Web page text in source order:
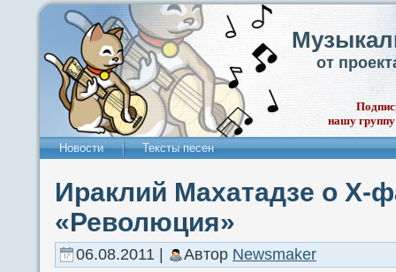
от
нашу
Новости Тексты песен
Ираклий Махатадзе о Х-
«Революция»
06.08.2011 | Автор Newsmaker